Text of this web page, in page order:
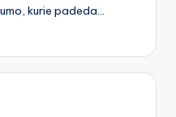
kurie padeda…